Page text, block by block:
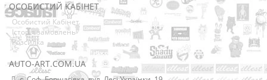
ОСОБИСТИЙ КАБІНЕТ
Особистий Кабінет
Історія замовлень
Розсилка
AUTO-ART.COM.UA